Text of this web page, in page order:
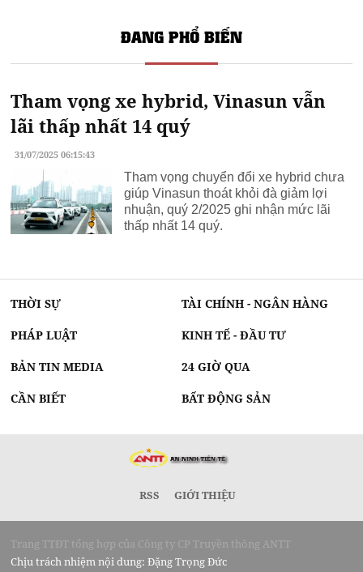
ĐANG PHỔ BIẾN
Tham vọng xe hybrid, Vinasun vẫn
lãi thấp nhất 14 quý
31/07/2025 06:15:43
Tham vọng chuyển đổi xe hybrid chưa
giúp Vinasun thoát khỏi đà giảm lợi
nhuận, quý 2/2025 ghi nhận mức lãi
thấp nhất 14 quý.
THỜI SỰ TÀI CHÍNH - NGÂN HÀNG
PHÁP LUẬT KINH TẾ - ĐẦU TƯ
BẢN TIN MEDIA 24 GIỜ QUA
CẦN BIẾT BẤT ĐỘNG SẢN
RSS GIỚI THIỆU
Trang TTĐT tổng hợp của Công ty CP Truyền thông ANTT
Chịu trách nhiệm nội dung: Đặng Trọng Đức